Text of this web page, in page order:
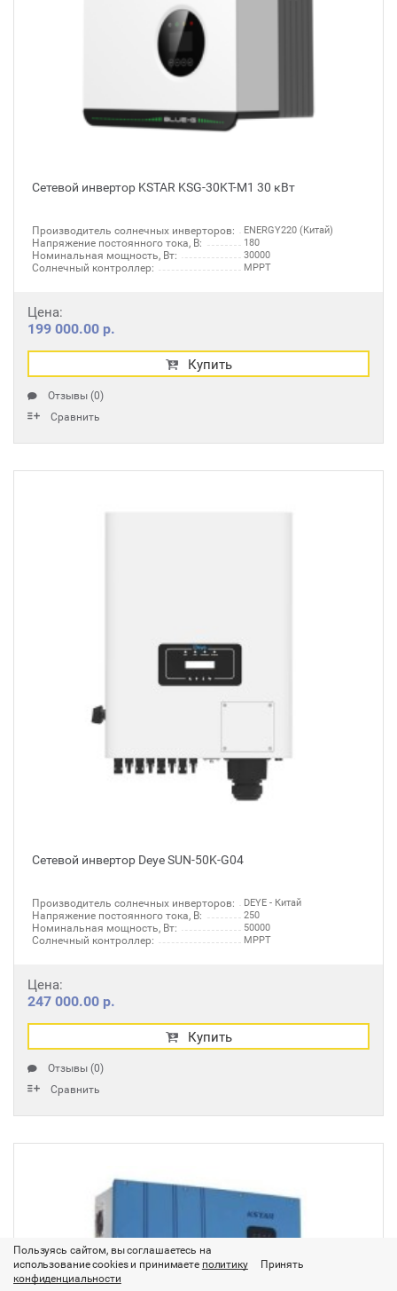
Сетевой инвертор KSTAR KSG-30KT-M1 30 кВт
Производитель солнечных инверторов: ENERGY220 (Китай)
Напряжение постоянного тока, В: 180
Номинальная мощность, Вт: 30000
Солнечный контроллер: MPPT
Цена:
199 000.00 р.
Купить
Отзывы (0)
Сравнить
Сетевой инвертор Deye SUN-50K-G04
Производитель солнечных инверторов: DEYE - Китай
Напряжение постоянного тока, В: 250
Номинальная мощность, Вт: 50000
Солнечный контроллер: MPPT
Цена:
247 000.00 р.
Купить
Отзывы (0)
Сравнить
Пользуясь сайтом, вы соглашаетесь на
использование cookies и принимаете политику
конфиденциальности
Принять